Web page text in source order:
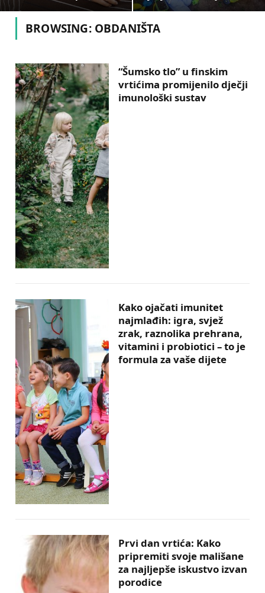
BROWSING: OBDANIŠTA
“Šumsko tlo” u finskim
vrtićima promijenilo dječji
imunološki sustav
Kako ojačati imunitet
najmlađih: igra, svjež
zrak, raznolika prehrana,
vitamini i probiotici – to je
formula za vaše dijete
Prvi dan vrtića: Kako
pripremiti svoje mališane
za najljepše iskustvo izvan
porodice